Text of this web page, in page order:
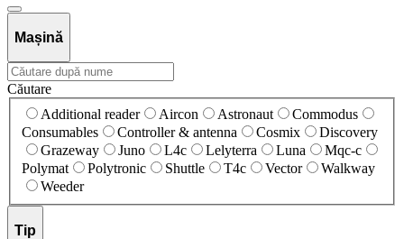
Mașină
Căutare
Additional reader
Aircon Astronaut
Commodus
Consumables
Controller & antenna Cosmix
Discovery
Grazeway
Juno L4c Lelyterra Luna
Mqc-c
Polymat
Polytronic Shuttle T4c Vector
Walkway
Weeder
Tip